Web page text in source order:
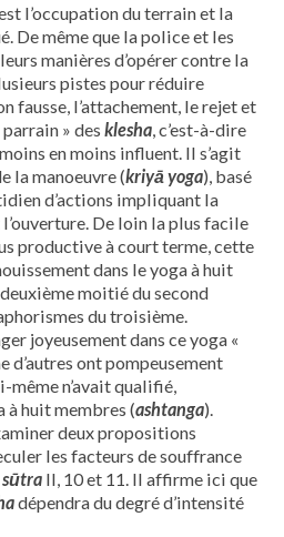
l’occupation du terrain et la
De même que la police et les
manières d’opérer contre la
pistes pour réduire
fausse, l’attachement, le rejet et
parrain » desklesha , c’est-à-dire
en moins influent. Il s’agit
la manoeuvre (kriyā yoga), basé
d’actions impliquant la
De loin la plus facile
productive à court terme, cette
dans le yoga à huit
moitié du second
du troisième.
joyeusement dans ce yoga «
d’autres ont pompeusement
même n’avait qualifié,
à huit membres (ashtanga).
deux propositions
les facteurs de souffrance
sūtra II, 10 et 11. Il affirme ici que
dépendra du degré d’intensité